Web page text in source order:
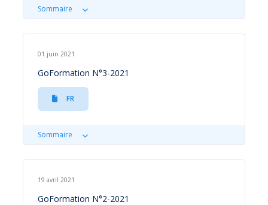
Sommaire
01 juin 2021
GoFormation N°3-2021
FR
Sommaire
19 avril 2021
GoFormation N°2-2021